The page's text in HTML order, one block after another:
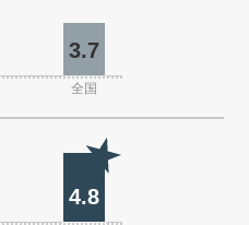
3.7
全国
4.8